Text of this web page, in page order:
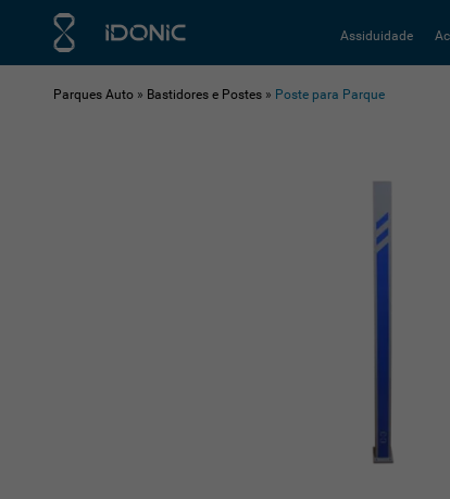
Assiduidade
Parques Auto» Bastidores e Postes» Poste para Parque